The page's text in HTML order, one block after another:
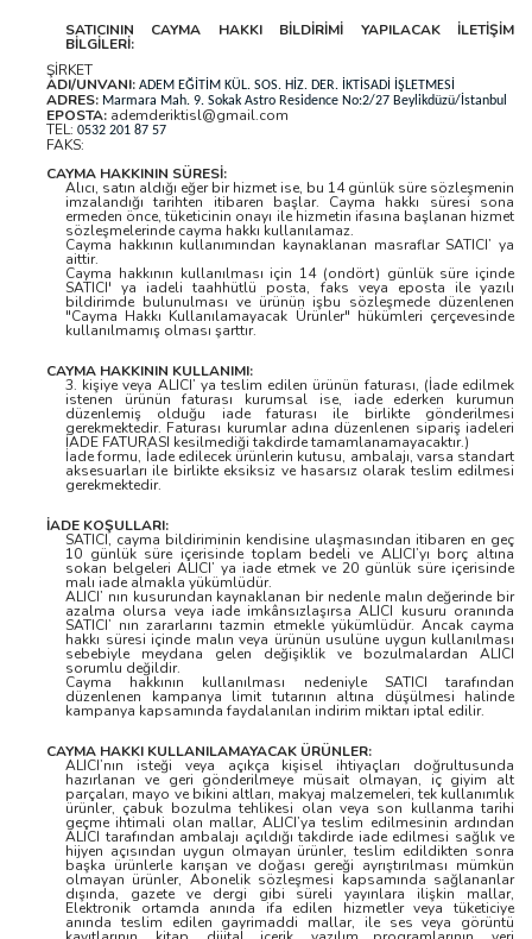
SATICININ CAYMA HAKKI BİLDİRİMİ YAPILACAK İLETİŞİM
BİLGİLERİ:
ŞİRKET
ADI/UNVANI: ADEM EĞİTİM KÜL. SOS. HİZ. DER. İKTİSADİ İŞLETMESİ
ADRES: Marmara Mah. 9. Sokak Astro Residence No:2/27 Beylikdüzü/İstanbul
EPOSTA: ademderiktisl@gmail.com
TEL: 0532 201 87 57
FAKS:
CAYMA HAKKININ SÜRESİ:
Alıcı, satın aldığı eğer bir hizmet ise, bu 14 günlük süre sözleşmenin
imzalandığı tarihten itibaren başlar. Cayma hakkı süresi sona
ermeden önce, tüketicinin onayı ile hizmetin ifasına başlanan hizmet
sözleşmelerinde cayma hakkı kullanılamaz.
Cayma hakkının kullanımından kaynaklanan masraflar SATICI’ ya
aittir.
Cayma hakkının kullanılması için 14 (ondört) günlük süre içinde
SATICI' ya iadeli taahhütlü posta, faks veya eposta ile yazılı
bildirimde bulunulması ve ürünün işbu sözleşmede düzenlenen
"Cayma Hakkı Kullanılamayacak Ürünler" hükümleri çerçevesinde
kullanılmamış olması şarttır.
CAYMA HAKKININ KULLANIMI:
3. kişiye veya ALICI’ ya teslim edilen ürünün faturası, (İade edilmek
istenen ürünün faturası kurumsal ise, iade ederken kurumun
düzenlemiş olduğu iade faturası ile birlikte gönderilmesi
gerekmektedir. Faturası kurumlar adına düzenlenen sipariş iadeleri
İADE FATURASI kesilmediği takdirde tamamlanamayacaktır.)
İade formu, İade edilecek ürünlerin kutusu, ambalajı, varsa standart
aksesuarları ile birlikte eksiksiz ve hasarsız olarak teslim edilmesi
gerekmektedir.
İADE KOŞULLARI:
SATICI, cayma bildiriminin kendisine ulaşmasından itibaren en geç
10 günlük süre içerisinde toplam bedeli ve ALICI’yı borç altına
sokan belgeleri ALICI’ ya iade etmek ve 20 günlük süre içerisinde
malı iade almakla yükümlüdür.
ALICI’ nın kusurundan kaynaklanan bir nedenle malın değerinde bir
azalma olursa veya iade imkânsızlaşırsa ALICI kusuru oranında
SATICI’ nın zararlarını tazmin etmekle yükümlüdür. Ancak cayma
hakkı süresi içinde malın veya ürünün usulüne uygun kullanılması
sebebiyle meydana gelen değişiklik ve bozulmalardan ALICI
sorumlu değildir.
Cayma hakkının kullanılması nedeniyle SATICI tarafından
düzenlenen kampanya limit tutarının altına düşülmesi halinde
kampanya kapsamında faydalanılan indirim miktarı iptal edilir.
CAYMA HAKKI KULLANILAMAYACAK ÜRÜNLER:
ALICI’nın isteği veya açıkça kişisel ihtiyaçları doğrultusunda
hazırlanan ve geri gönderilmeye müsait olmayan, iç giyim alt
parçaları, mayo ve bikini altları, makyaj malzemeleri, tek kullanımlık
ürünler, çabuk bozulma tehlikesi olan veya son kullanma tarihi
geçme ihtimali olan mallar, ALICI’ya teslim edilmesinin ardından
ALICI tarafından ambalajı açıldığı takdirde iade edilmesi sağlık ve
hijyen açısından uygun olmayan ürünler, teslim edildikten sonra
başka ürünlerle karışan ve doğası gereği ayrıştırılması mümkün
olmayan ürünler, Abonelik sözleşmesi kapsamında sağlananlar
dışında, gazete ve dergi gibi süreli yayınlara ilişkin mallar,
Elektronik ortamda anında ifa edilen hizmetler veya tüketiciye
anında teslim edilen gayrimaddi mallar, ile ses veya görüntü